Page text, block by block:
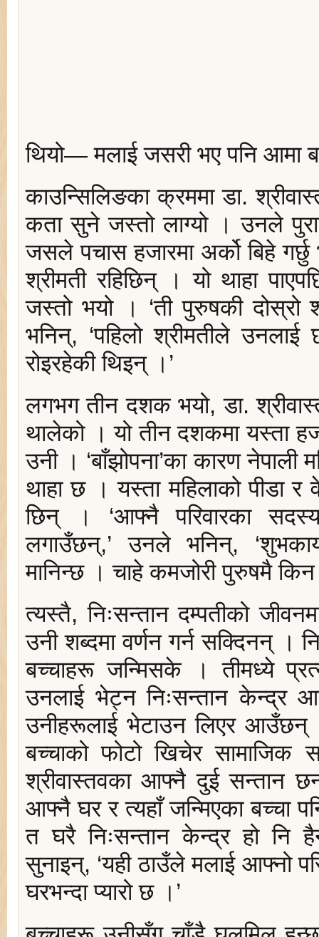
थियो— मलाई जसरी भए पनि आमा
काउन्सिलिङका क्रममा डा.
कता सुने जस्तो लाग्यो । उनले
जसले पचास हजारमा अर्को बिहे
श्रीमती रहिछिन् । यो थाहा
जस्तो भयो । ‘ती पुरुषकी दोस्रो
भनिन्, ‘पहिलो श्रीमतीले
रोइरहेकी थिइन् ।’
लगभग तीन दशक भयो, डा.
थालेको । यो तीन दशकमा यस्ता
उनी । ‘बाँझोपना’का कारण नेपाली
थाहा छ । यस्ता महिलाको पीडा
छिन् । ‘आफ्नै परिवारका
लगाउँछन्,’ उनले भनिन्,
मानिन्छ । चाहे कमजोरी पुरुषमै
त्यस्तै, निःसन्तान दम्पतीको
उनी शब्दमा वर्णन गर्न सक्दिनन् ।
बच्चाहरू जन्मिसके । तीमध्ये
उनलाई भेट्न निःसन्तान
उनीहरूलाई भेटाउन लिएर
बच्चाको फोटो खिचेर
श्रीवास्तवका आफ्नै दुई सन्तान
आफ्नै घर र त्यहाँ जन्मिएका बच्चा
त घरै निःसन्तान केन्द्र हो नि
सुनाइन्, ‘यही ठाउँले मलाई आफ्नो
घरभन्दा प्यारो छ ।’